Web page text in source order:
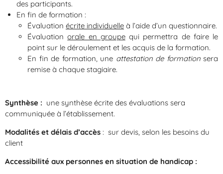
des participants.
En fin de formation :
Évaluation écrite individuelle à l’aide d’un questionnaire.
Évaluationorale en groupequi permettra de faire le
point sur le déroulement et les acquis de la formation.
En fin de formation, une attestation de formationsera
remise à chaque stagiaire.
Synthèse : une synthèse écrite des évaluations sera
communiquée à l’établissement.
Modalités et délais d’accès : sur devis, selon les besoins du
client
Accessibilité aux personnes en situation de handicap :